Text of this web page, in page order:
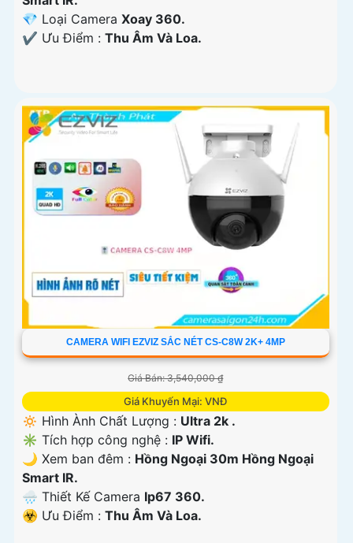
💎 Loại Camera Xoay 360.
️✔️ Ưu Điểm : Thu Âm Và Loa.
CAMERA WIFI EZVIZ SẮC NÉT CS-C8W 2K+ 4MP
Giá Bán: 3,540,000 ₫
Giá Khuyến Mại: VNĐ
🔅 Hình Ành Chất Lượng : Ultra 2k .
✳️ Tích hợp công nghệ : IP Wifi.
🌙 Xem ban đêm : Hồng Ngoại 30m Hồng Ngoại
Smart IR.
🌧️ Thiết Kế Camera Ip67 360.
️☣️ Ưu Điểm : Thu Âm Và Loa.